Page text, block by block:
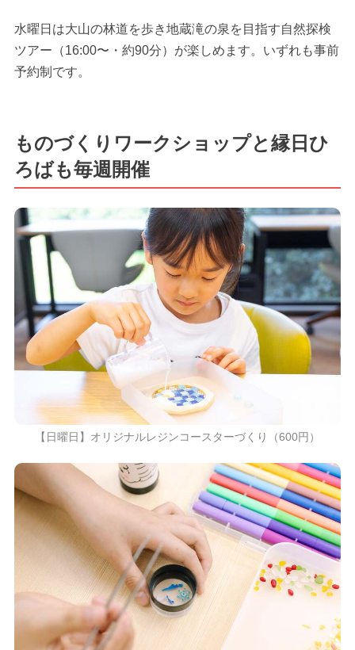
水曜日は大山の林道を歩き地蔵滝の泉を目指す自然探検
ツアー（16:00〜・約90分）が楽しめます。いずれも事前
予約制です。
ものづくりワークショップと縁日ひ
ろばも毎週開催
【日曜日】オリジナルレジンコースターづくり（600円）